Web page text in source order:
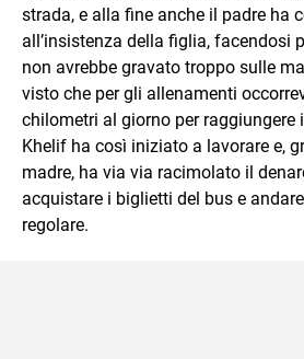
strada, e alla fine anche il padre ha
all’insistenza della figlia, facendosi
non avrebbe gravato troppo sulle
visto che per gli allenamenti
chilometri al giorno per raggiungere
Khelif ha così iniziato a lavorare e,
madre, ha via via racimolato il
acquistare i biglietti del bus e
regolare.